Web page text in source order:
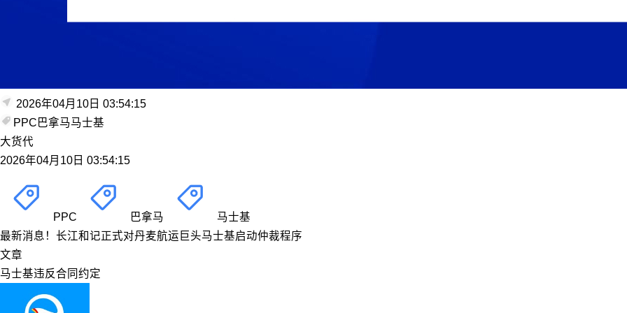
2026年04月10日 03:54:15
PPC 巴拿马马士基
大货代
2026年04月10日 03:54:15
PPC 巴拿马
马士基
最新消息！长江和记正式对丹麦航运巨头马士基启动仲裁程序
文章
马士基违反合同约定